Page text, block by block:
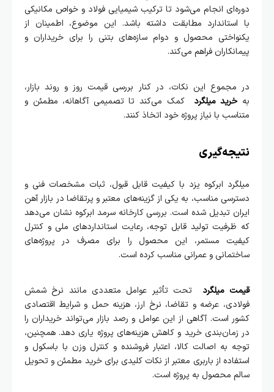
دوره‌ای انجام می‌شود تا ترکیب شیمیایی فولاد و خواص مکانیکی
با استاندارد مطابقت داشته باشد. این موضوع، اطمینان از
یکنواختی محصول و دوام سازه‌های بتنی را برای خریداران و
پیمانکاران فراهم می‌کند.
در مجموع این نکات، در کنار بررسی قیمت روز و روند بازار،
به خرید میلگرد کمک می‌کند تا تصمیمی آگاهانه، مطمئن و
متناسب با نیاز پروژه خود اتخاذ کنند.
نتیجه‌گیری
میلگرد ابرکوه یزد با کیفیت قابل قبول، ثبات مشخصات فنی و
دسترسی مناسب، به یکی از گزینه‌های معتبر و پرتقاضا در بازار آهن
ایران تبدیل شده است. بررسی کارخانه سرمد ابرکوه نشان می‌دهد
که ظرفیت تولید قابل توجه، رعایت استانداردهای ملی و کنترل
کیفیت مستمر، این محصول را برای مصرف در پروژه‌های
ساختمانی و عمرانی مناسب کرده است.
قیمت میلگرد تحت تأثیر عوامل متعددی مانند نرخ شمش
فولادی، عرضه و تقاضا، نرخ ارز، هزینه حمل و شرایط اقتصادی
کشور است. آگاهی از این عوامل و رصد بازار می‌تواند خریداران را
در زمان‌بندی خرید و کاهش هزینه‌های پروژه یاری دهد. همچنین،
توجه به اصالت کالا، اعتبار فروشنده و کنترل وزن با باسکول و
استفاده از باربری معتبر از نکات کلیدی برای خرید مطمئن و تحویل
سالم محصول به پروژه است.